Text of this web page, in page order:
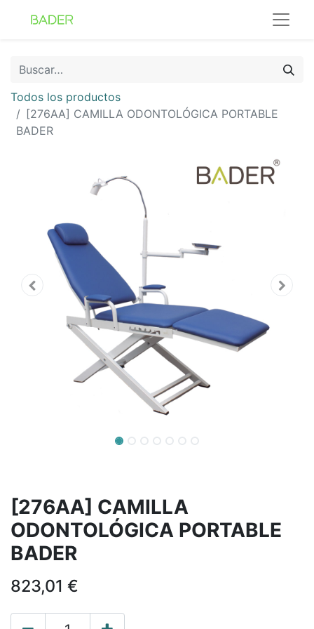
Todos los productos
[276AA] CAMILLA ODONTOLÓGICA PORTABLE
BADER
[276AA] CAMILLA
ODONTOLÓGICA PORTABLE
BADER
823,01 €